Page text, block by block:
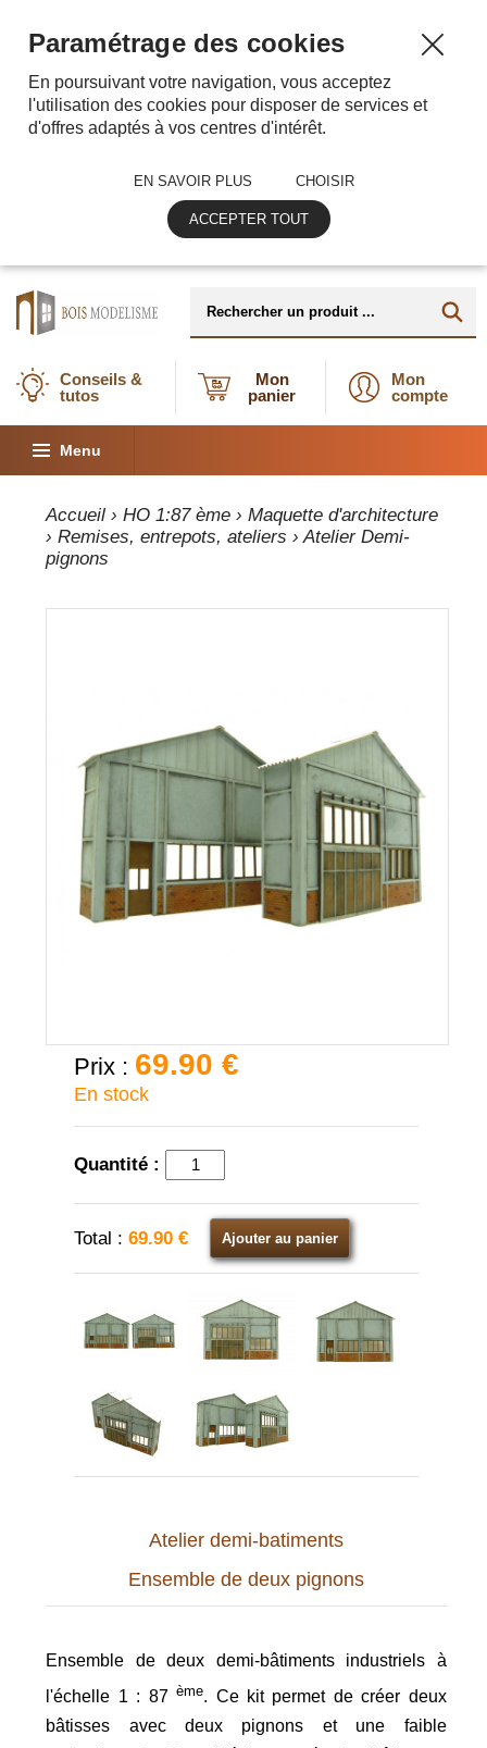
Conseils &
tutos
Mon
panier
Mon
compte
Menu
Accueil ›HO 1:87 ème ›Maquette d'architecture
›Remises, entrepots, ateliers › Atelier Demi-
pignons
Prix : 69.90 €
En stock
Quantité :
Total :69.90 € Ajouter au panier
Atelier demi-batiments
Ensemble de deux pignons
Ensemble de deux demi-bâtiments industriels à
l'échelle 1 : 87ème. Ce kit permet de créer deux
bâtisses avec deux pignons et une faible
Paramétrage des cookies
En poursuivant votre navigation, vous acceptez
l'utilisation des cookies pour disposer de services et
d'offres adaptés à vos centres d'intérêt.
EN SAVOIR PLUS CHOISIR
ACCEPTER TOUT